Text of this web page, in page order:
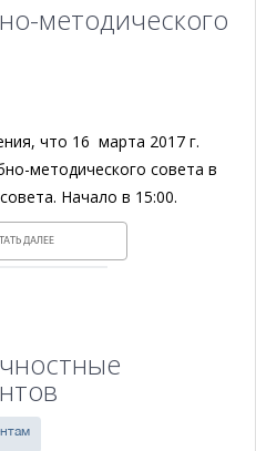
методического
что 16 марта 2017 г.
методического совета в
Начало в 15:00.
ДАЛЕЕ